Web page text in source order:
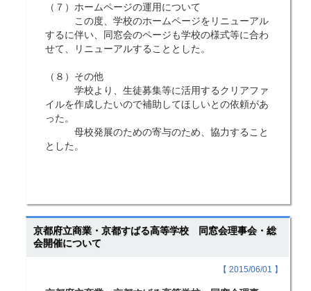
（７）ホームページの運用について
この度、学校のホームページをリニューアル
するに伴い、同窓会のページも学校の様式等に合わ
せて、リニューアルすることとした。
（８）その他
学校より、生徒募集等に活用するクリアファ
イルを作成したいので補助してほしいとの依頼があ
った。
母校発展のための寄与のため、協力すること
とした。
京都府立商業・京都すばる高等学校 同窓会理事会・総
会開催について
【 2015/06/01 】